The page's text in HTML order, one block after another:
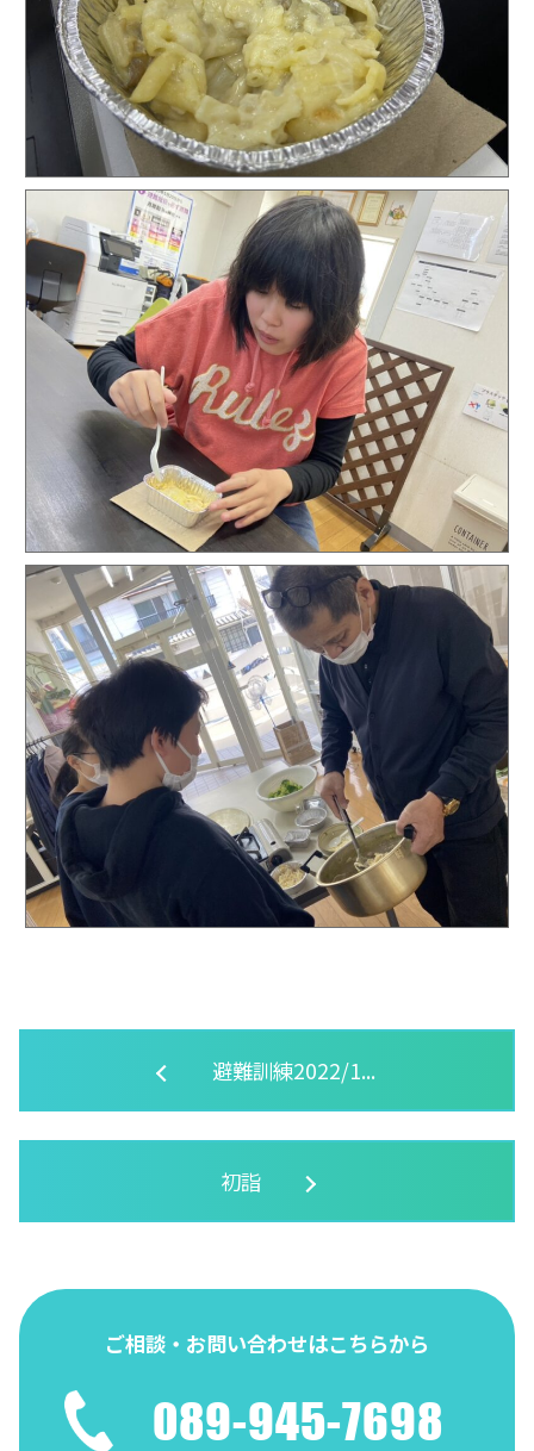
避難訓練2022/1...
初詣
ご相談・お問い合わせはこちらから
089-945-7698